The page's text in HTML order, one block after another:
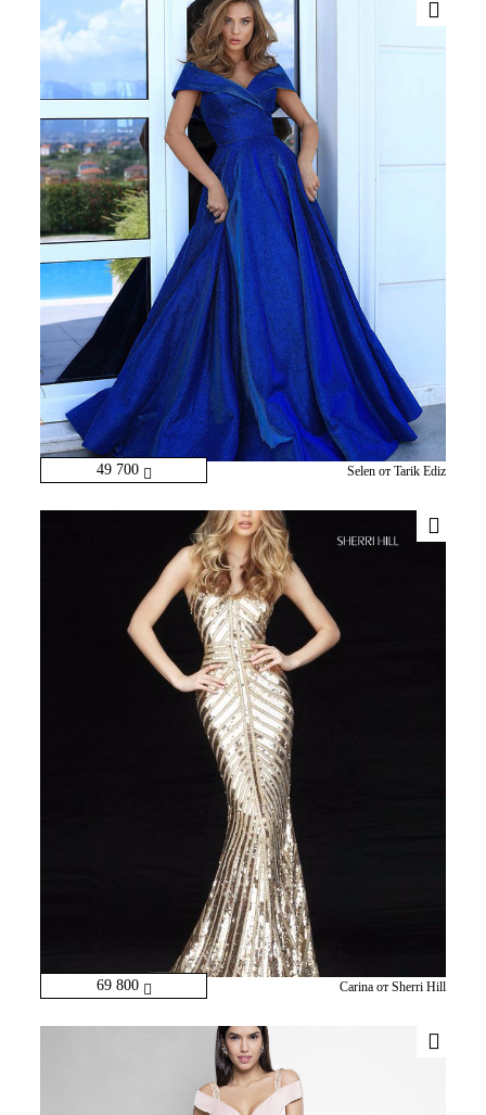
49 700 Selen от Tarik Ediz
69 800 Carina от Sherri Hill